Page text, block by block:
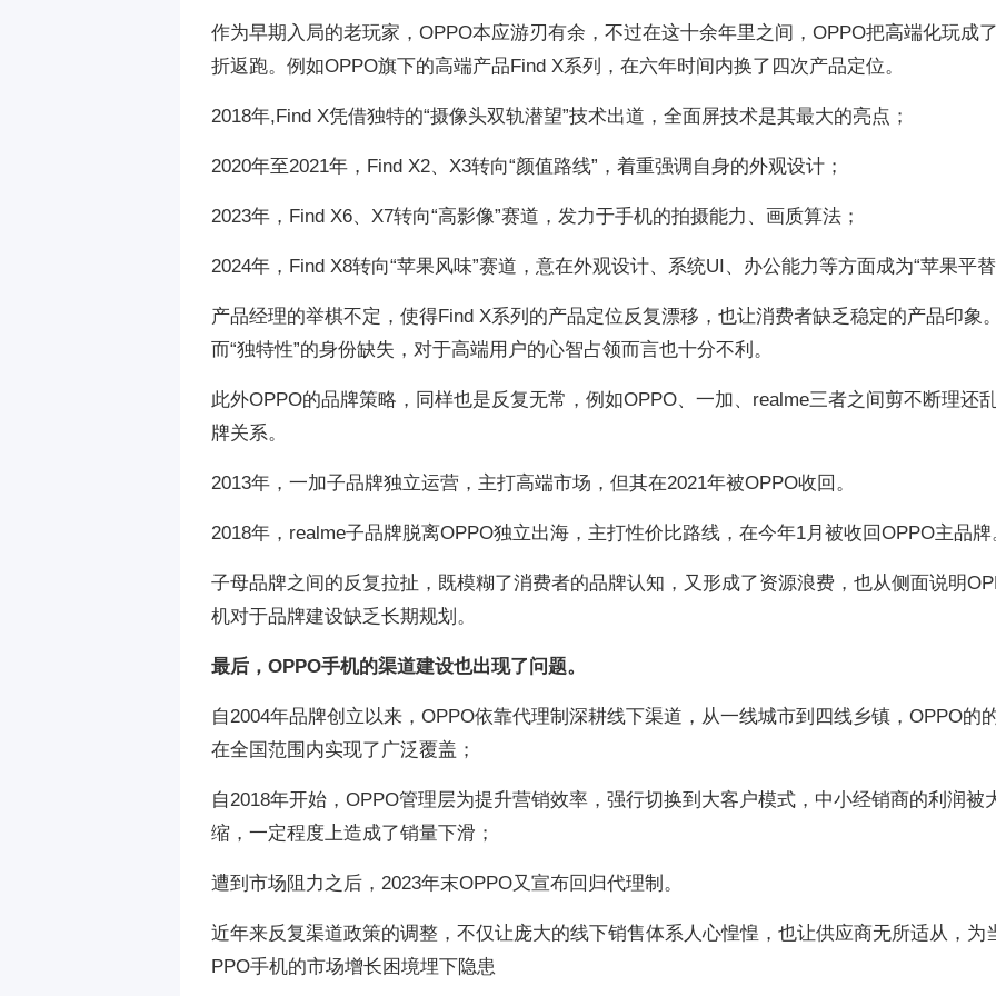
作为早期入局的老玩家，OPPO本应游刃有余，不过在这十余年里之间，OPPO把高端化玩成
折返跑。例如OPPO旗下的高端产品Find X系列，在六年时间内换了四次产品定位。
2018年,Find X凭借独特的“摄像头双轨潜望”技术出道，全面屏技术是其最大的亮点；
2020年至2021年，Find X2、X3转向“颜值路线”，着重强调自身的外观设计；
2023年，Find X6、X7转向“高影像”赛道，发力于手机的拍摄能力、画质算法；
2024年，Find X8转向“苹果风味”赛道，意在外观设计、系统UI、办公能力等方面成为“苹果平
产品经理的举棋不定，使得Find X系列的产品定位反复漂移，也让消费者缺乏稳定的产品印象
而“独特性”的身份缺失，对于高端用户的心智占领而言也十分不利。
此外OPPO的品牌策略，同样也是反复无常，例如OPPO、一加、realme三者之间剪不断理还
牌关系。
2013年，一加子品牌独立运营，主打高端市场，但其在2021年被OPPO收回。
2018年，realme子品牌脱离OPPO独立出海，主打性价比路线，在今年1月被收回OPPO主品牌
子母品牌之间的反复拉扯，既模糊了消费者的品牌认知，又形成了资源浪费，也从侧面说明
机对于品牌建设缺乏长期规划。
最后，OPPO手机的渠道建设也出现了问题。
自2004年品牌创立以来，OPPO依靠代理制深耕线下渠道，从一线城市到四线乡镇，OPPO的
在全国范围内实现了广泛覆盖；
自2018年开始，OPPO管理层为提升营销效率，强行切换到大客户模式，中小经销商的利润被
缩，一定程度上造成了销量下滑；
遭到市场阻力之后，2023年末OPPO又宣布回归代理制。
近年来反复渠道政策的调整，不仅让庞大的线下销售体系人心惶惶，也让供应商无所适从，为
PPO手机的市场增长困境埋下隐患